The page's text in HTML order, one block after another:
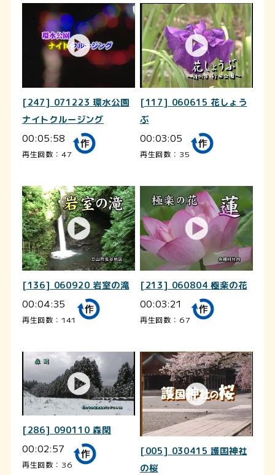
[247] 071223 環水公園
ナイトクルージング
00:05:58
再生回数：47
[117] 060615 花しょう
ぶ
00:03:05
再生回数：35
[136] 060920 岩室の滝
00:04:35
再生回数：141
[213] 060804 極楽の花
00:03:21
再生回数：67
[286] 090110 森閑
00:02:57
再生回数：36
[005] 030415 護国神社
の桜